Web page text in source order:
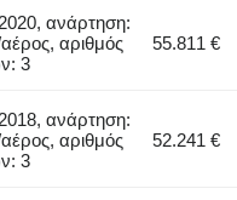
ανάρτηση:
αριθμός
3
55.811 €
ανάρτηση:
αριθμός
3
52.241 €